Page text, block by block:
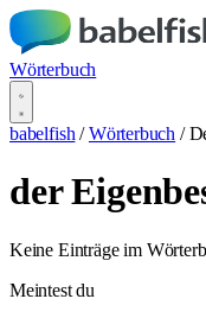
Wörterbuch
babelfish / Wörterbuch /
der
Keine Einträge im
Meintest du